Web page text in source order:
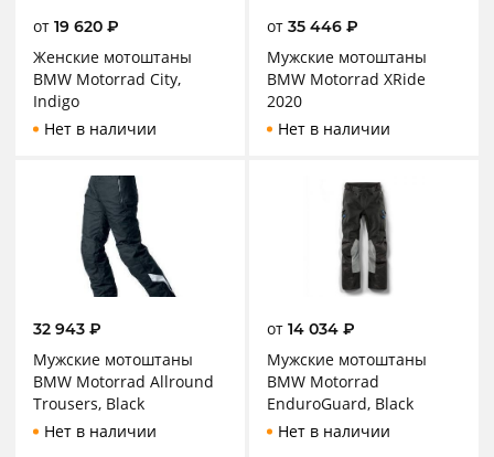
от 19 620 ₽
Женские мотоштаны
BMW Motorrad City,
Indigo
Нет в наличии
от 35 446 ₽
Мужские мотоштаны
BMW Motorrad XRide
2020
Нет в наличии
32 943 ₽
Мужские мотоштаны
BMW Motorrad Allround
Trousers, Black
Нет в наличии
от 14 034 ₽
Мужские мотоштаны
BMW Motorrad
EnduroGuard, Black
Нет в наличии